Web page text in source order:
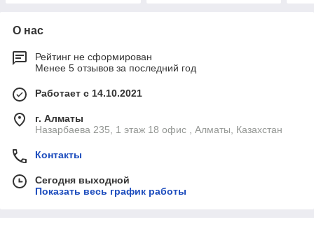
О нас
Рейтинг не сформирован
Менее 5 отзывов за последний год
Работает с 14.10.2021
г. Алматы
Назарбаева 235, 1 этаж 18 офис , Алматы, Казахстан
Контакты
Сегодня выходной
Показать весь график работы